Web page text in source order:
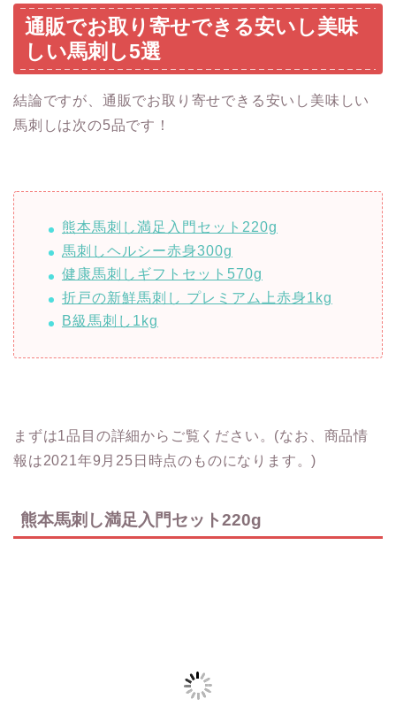
通販でお取り寄せできる安いし美味
しい馬刺し5選
結論ですが、通販でお取り寄せできる安いし美味しい
馬刺しは次の5品です！
熊本馬刺し満足入門セット220g
馬刺しヘルシー赤身300g
健康馬刺しギフトセット570g
折戸の新鮮馬刺し プレミアム上赤身1kg
B級馬刺し1kg
まずは1品目の詳細からご覧ください。(なお、商品情
報は2021年9月25日時点のものになります。)
熊本馬刺し満足入門セット220g